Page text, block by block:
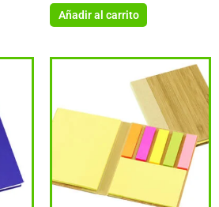
Añadir al carrito